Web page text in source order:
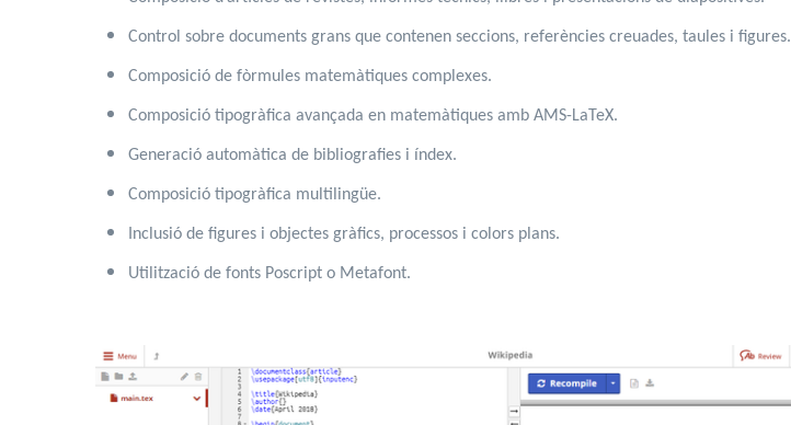
Control sobre documents grans que contenen seccions, referències creuades, taules i figures.
Composició de fòrmules matemàtiques complexes.
Composició tipogràfica avançada en matemàtiques amb AMS-LaTeX.
Generació automàtica de bibliografies i índex.
Composició tipogràfica multilingüe.
Inclusió de figures i objectes gràfics, processos i colors plans.
Utilització de fonts Poscript o Metafont.